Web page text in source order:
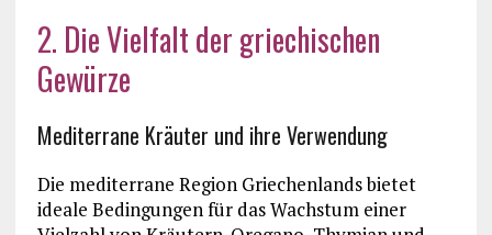
2. Die Vielfalt der griechischen
Gewürze
Mediterrane Kräuter und ihre Verwendung
Die mediterrane Region Griechenlands bietet
ideale Bedingungen für das Wachstum einer